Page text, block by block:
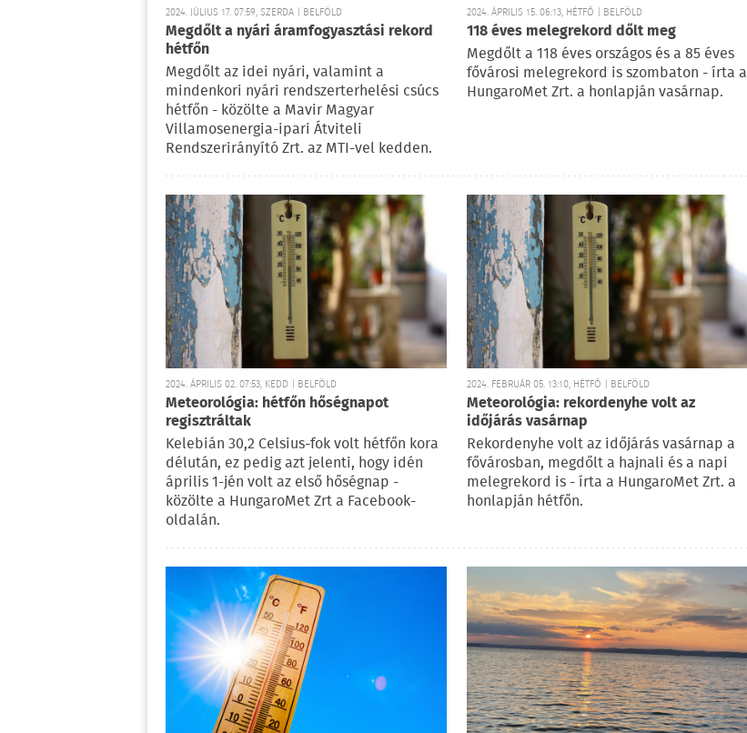
2024. JÚLIUS 17. 07:59, SZERDA | BELFÖLD
Megdőlt a nyári áramfogyasztási rekord
hétfőn
Megdőlt az idei nyári, valamint a
mindenkori nyári rendszerterhelési csúcs
hétfőn - közölte a Mavir Magyar
Villamosenergia-ipari Átviteli
Rendszerirányító Zrt. az MTI-vel kedden.
2024. ÁPRILIS 15. 06:13, HÉTFŐ | BELFÖLD
118 éves melegrekord dőlt meg
Megdőlt a 118 éves országos és a 85 éves
fővárosi melegrekord is szombaton - írta a
HungaroMet Zrt. a honlapján vasárnap.
2024. ÁPRILIS 02. 07:53, KEDD | BELFÖLD
Meteorológia: hétfőn hőségnapot
regisztráltak
Kelebián 30,2 Celsius-fok volt hétfőn kora
délután, ez pedig azt jelenti, hogy idén
április 1-jén volt az első hőségnap -
közölte a HungaroMet Zrt a Facebook-
oldalán.
2024. FEBRUÁR 05. 13:10, HÉTFŐ | BELFÖLD
Meteorológia: rekordenyhe volt az
időjárás vasárnap
Rekordenyhe volt az időjárás vasárnap a
fővárosban, megdőlt a hajnali és a napi
melegrekord is - írta a HungaroMet Zrt. a
honlapján hétfőn.